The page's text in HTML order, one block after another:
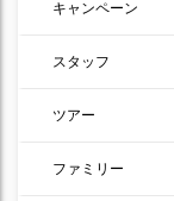
キャンペーン
スタッフ
ツアー
ファミリー